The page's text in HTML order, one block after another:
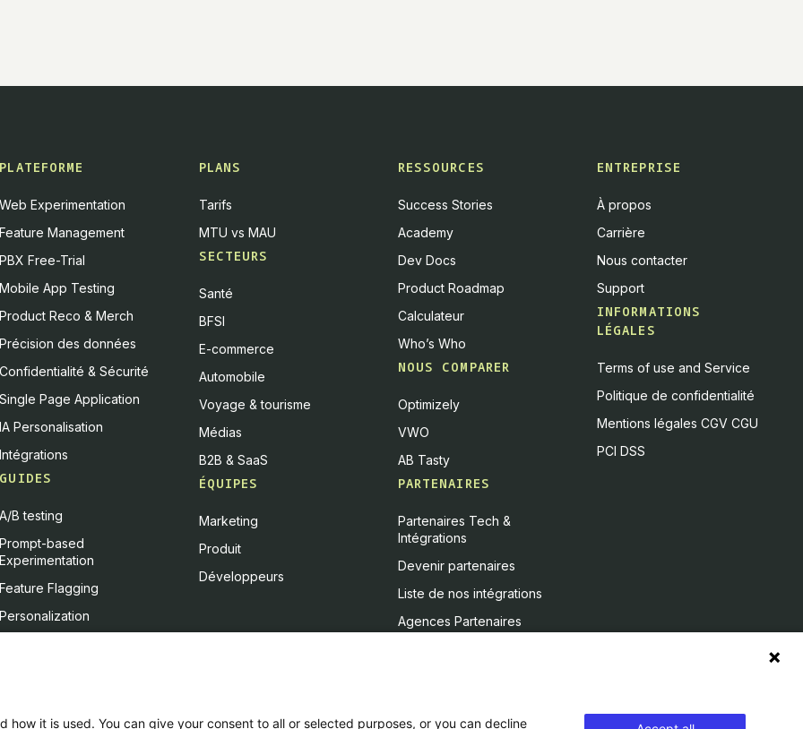
PLATEFORME
Web Experimentation
Feature Management
PBX Free-Trial
Mobile App Testing
Product Reco & Merch
Précision des données
Confidentialité & Sécurité
Single Page Application
IA Personalisation
Intégrations
GUIDES
A/B testing
Prompt-based
Experimentation
Feature Flagging
Personalization
PLANS
Tarifs
MTU vs MAU
SECTEURS
Santé
BFSI
E-commerce
Automobile
Voyage & tourisme
Médias
B2B & SaaS
ÉQUIPES
Marketing
Produit
Développeurs
RESSOURCES
Success Stories
Academy
Dev Docs
Product Roadmap
Calculateur
Who’s Who
NOUS COMPARER
Optimizely
VWO
AB Tasty
PARTENAIRES
Partenaires Tech &
Intégrations
Devenir partenaires
Liste de nos intégrations
Agences Partenaires
ENTREPRISE
À propos
Carrière
Nous contacter
Support
INFORMATIONS
LÉGALES
Terms of use and Service
Politique de confidentialité
Mentions légales CGV CGU
PCI DSS
it is used. You can give your consent to all or selected purposes, or you can decline